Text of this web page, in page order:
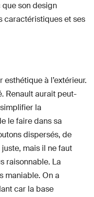
son design
caractéristiques et ses
esthétique à l’extérieur.
Renault aurait peut-
la
le faire dans sa
dispersés, de
mais il ne faut
raisonnable. La
maniable. On a
car la base